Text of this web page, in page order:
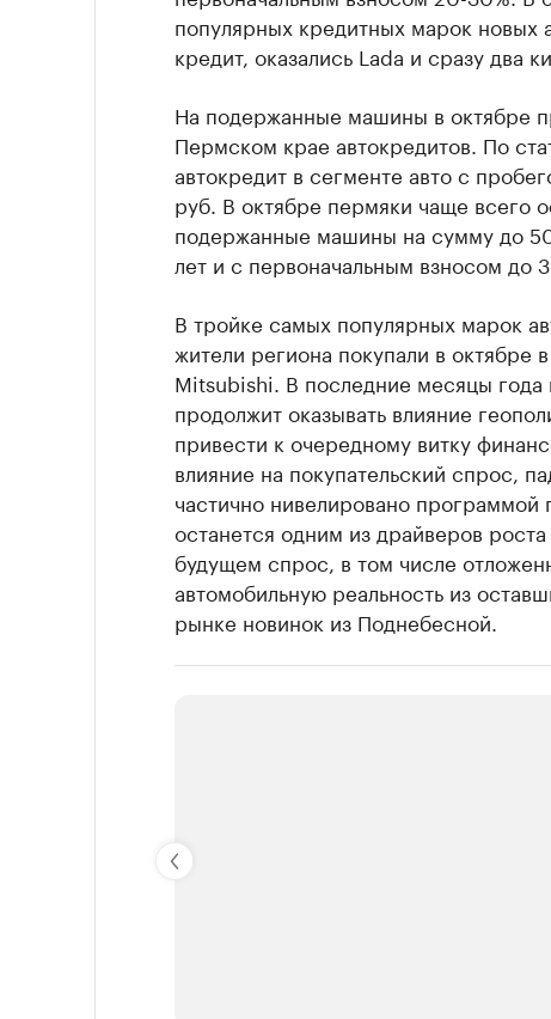
популярных кредитных марок новых
кредит, оказались Lada и сразу два
На подержанные машины в октябре
Пермском крае автокредитов. По
автокредит в сегменте авто с
руб. В октябре пермяки чаще всего
подержанные машины на сумму до
лет и с первоначальным взносом до
В тройке самых популярных марок
жители региона покупали в октябре
Mitsubishi. В последние месяцы
продолжит оказывать влияние
привести к очередному витку
влияние на покупательский спрос,
частично нивелировано программой
останется одним из драйверов
будущем спрос, в том числе
автомобильную реальность из
рынке новинок из Поднебесной.